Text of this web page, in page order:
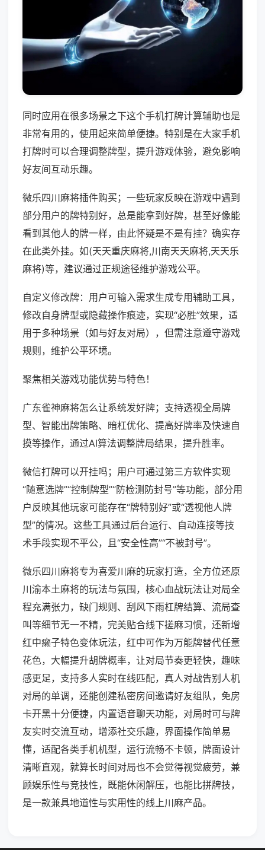
同时应用在很多场景之下这个手机打牌计算辅助也是
非常有用的，使用起来简单便捷。特别是在大家手机
打牌时可以合理调整牌型，提升游戏体验，避免影响
好友间互动乐趣。
微乐四川麻将插件购买；一些玩家反映在游戏中遇到
部分用户的牌特别好，总是能拿到好牌，甚至好像能
看到其他人的牌一样，由此怀疑是不是有挂？确实存
在此类外挂。如(天天重庆麻将,川南天天麻将,天天乐
麻将)等，建议通过正规途径维护游戏公平。
自定义修改牌：用户可输入需求生成专用辅助工具，
修改自身牌型或隐藏操作痕迹，实现“必胜”效果，适
用于多种场景（如与好友对局），但需注意遵守游戏
规则，维护公平环境。
聚焦相关游戏功能优势与特色！
广东雀神麻将怎么让系统发好牌；支持透视全局牌
型、智能出牌策略、暗杠优化、提高好牌率及快速自
摸等操作，通过AI算法调整牌局结果，提升胜率。
微信打牌可以开挂吗；用户可通过第三方软件实现
“随意选牌”“控制牌型”“防检测防封号”等功能，部分用
户反映其他玩家可能存在“牌特别好”或“透视他人牌
型”的情况。这些工具通过后台运行、自动连接等技
术手段实现不平公，且“安全性高”“不被封号”。
微乐四川麻将专为喜爱川麻的玩家打造，全方位还原
川渝本土麻将的玩法与氛围，核心血战玩法让对局全
程充满张力，缺门规则、刮风下雨杠牌结算、流局查
叫等细节无一不精，完美贴合线下搓麻习惯，还新增
红中癞子特色变体玩法，红中可作为万能牌替代任意
花色，大幅提升胡牌概率，让对局节奏更轻快，趣味
感更足，支持多人实时在线匹配，真人对战告别人机
对局的单调，还能创建私密房间邀请好友组队，免房
卡开黑十分便捷，内置语音聊天功能，对局时可与牌
友实时交流互动，增添社交乐趣，界面操作简单易
懂，适配各类手机机型，运行流畅不卡顿，牌面设计
清晰直观，就算长时间对局也不会觉得视觉疲劳，兼
顾娱乐性与竞技性，既能休闲解压，也能比拼牌技，
是一款兼具地道性与实用性的线上川麻产品。